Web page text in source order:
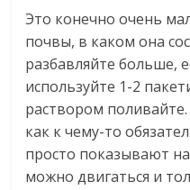
Это конечно очень
почвы, в каком она
разбавляйте больше,
используйте 1-2
раствором
как к чему-то
просто показывают
можно двигаться и